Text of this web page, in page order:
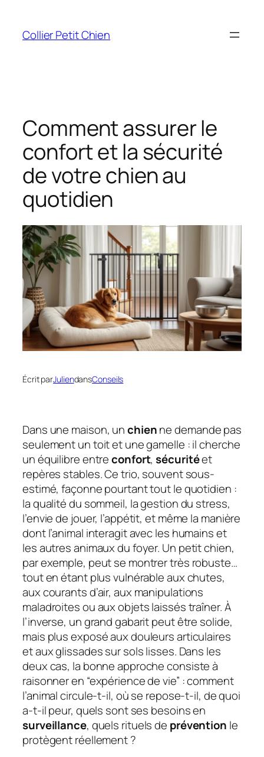
contenu
Collier Petit Chien
Comment assurer le
confort et la sécurité
de votre chien au
quotidien
Écrit parJuliendansConseils
Dans une maison, unchienne demande pas
seulement un toit et une gamelle : il cherche
un équilibre entreconfort,sécuritéet
repères stables. Ce trio, souvent sous-
estimé, façonne pourtant tout le quotidien :
la qualité du sommeil, la gestion du stress,
l’envie de jouer, l’appétit, et même la manière
dont l’animal interagit avec les humains et
les autres animaux du foyer. Un petit chien,
par exemple, peut se montrer très robuste…
tout en étant plus vulnérable aux chutes,
aux courants d’air, aux manipulations
maladroites ou aux objets laissés traîner. À
l’inverse, un grand gabarit peut être solide,
mais plus exposé aux douleurs articulaires
et aux glissades sur sols lisses. Dans les
deux cas, la bonne approche consiste à
raisonner en “expérience de vie” : comment
l’animal circule-t-il, où se repose-t-il, de quoi
a-t-il peur, quels sont ses besoins en
surveillance, quels rituels de prévention le
protègent réellement ?